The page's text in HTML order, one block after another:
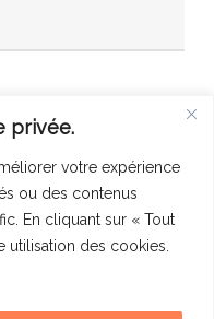
privée.
votre expérience
ou des contenus
En cliquant sur « Tout
utilisation des cookies.
in this browser